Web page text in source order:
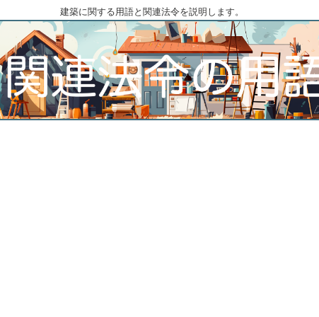
建築に関する用語と関連法令を説明します。